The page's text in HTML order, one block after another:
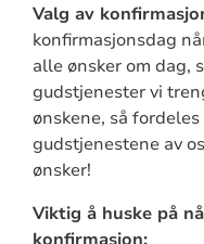
Valg av
konfirmasjonsdag
alle ønsker om dag,
gudstjenester vi
ønskene, så
gudstjenestene av
ønsker!
Viktig å huske på